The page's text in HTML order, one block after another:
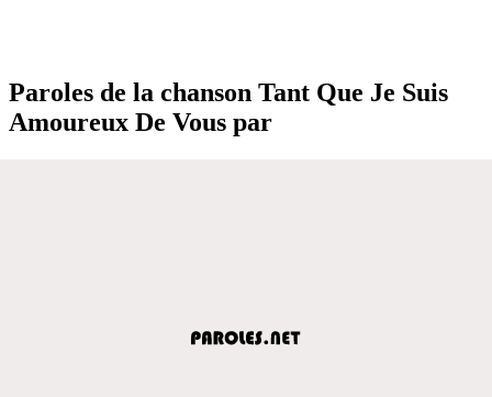
Paroles de la chanson Tant Que Je Suis
Amoureux De Vous par